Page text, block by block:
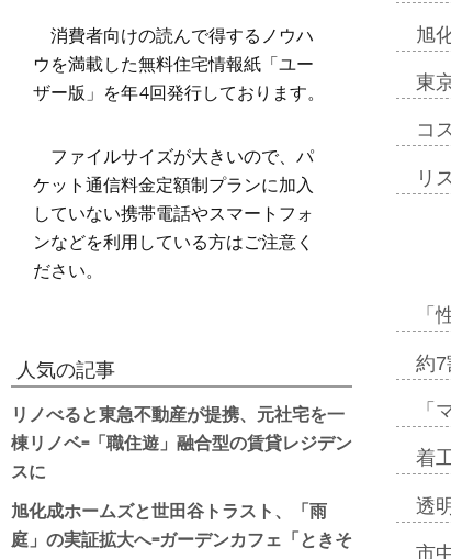
旭
東
コ
リ
「
約
「
着
透
市
消費者向けの読んで得するノウハ
ウを満載した無料住宅情報紙「ユー
ザー版」を年4回発行しております。
ファイルサイズが大きいので、パ
ケット通信料金定額制プランに加入
していない携帯電話やスマートフォ
ンなどを利用している方はご注意く
ださい。
人気の記事
リノべると東急不動産が提携、元社宅を一
棟リノベ=「職住遊」融合型の賃貸レジデン
スに
旭化成ホームズと世田谷トラスト、「雨
庭」の実証拡大へ=ガーデンカフェ「ときそ